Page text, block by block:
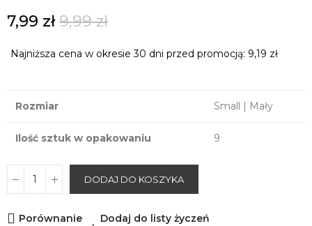
7,99 zł9,99 zł
Najniższa cena w okresie 30 dni przed promocją: 9,19 zł
Rozmiar Small | Mały
Ilość sztuk w opakowaniu 9
DODAJ DO KOSZYKA
Porównanie Dodaj do listy życzeń